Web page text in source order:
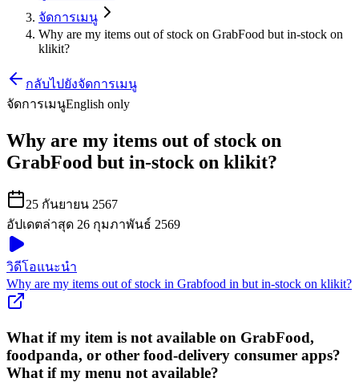
จัดการเมนู
Why are my items out of stock on GrabFood but in-stock on
klikit?
กลับไปยังจัดการเมนู
จัดการเมนูEnglish only
Why are my items out of stock on
GrabFood but in-stock on klikit?
25 กันยายน 2567
อัปเดตล่าสุด 26 กุมภาพันธ์ 2569
วิดีโอแนะนำ
Why are my items out of stock in Grabfood in but in-stock on klikit?
What if my item is not available on GrabFood,
foodpanda, or other food-delivery consumer apps?
What if my menu not available?